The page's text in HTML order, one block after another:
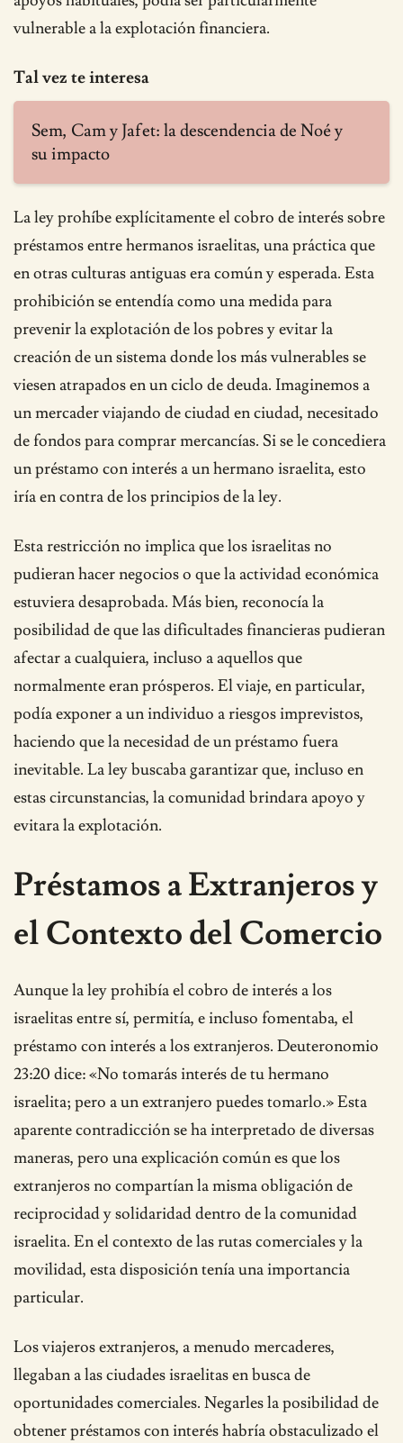
vulnerable a la explotación financiera.
Tal vez te interesa
Sem, Cam y Jafet: la descendencia de Noé y
su impacto
La ley prohíbe explícitamente el cobro de interés sobre
préstamos entre hermanos israelitas, una práctica que
en otras culturas antiguas era común y esperada. Esta
prohibición se entendía como una medida para
prevenir la explotación de los pobres y evitar la
creación de un sistema donde los más vulnerables se
viesen atrapados en un ciclo de deuda. Imaginemos a
un mercader viajando de ciudad en ciudad, necesitado
de fondos para comprar mercancías. Si se le concediera
un préstamo con interés a un hermano israelita, esto
iría en contra de los principios de la ley.
Esta restricción no implica que los israelitas no
pudieran hacer negocios o que la actividad económica
estuviera desaprobada. Más bien, reconocía la
posibilidad de que las dificultades financieras pudieran
afectar a cualquiera, incluso a aquellos que
normalmente eran prósperos. El viaje, en particular,
podía exponer a un individuo a riesgos imprevistos,
haciendo que la necesidad de un préstamo fuera
inevitable. La ley buscaba garantizar que, incluso en
estas circunstancias, la comunidad brindara apoyo y
evitara la explotación.
Préstamos a Extranjeros y
el Contexto del Comercio
Aunque la ley prohibía el cobro de interés a los
israelitas entre sí, permitía, e incluso fomentaba, el
préstamo con interés a los extranjeros. Deuteronomio
23:20 dice: «No tomarás interés de tu hermano
israelita; pero a un extranjero puedes tomarlo.» Esta
aparente contradicción se ha interpretado de diversas
maneras, pero una explicación común es que los
extranjeros no compartían la misma obligación de
reciprocidad y solidaridad dentro de la comunidad
israelita. En el contexto de las rutas comerciales y la
movilidad, esta disposición tenía una importancia
particular.
Los viajeros extranjeros, a menudo mercaderes,
llegaban a las ciudades israelitas en busca de
oportunidades comerciales. Negarles la posibilidad de
obtener préstamos con interés habría obstaculizado el